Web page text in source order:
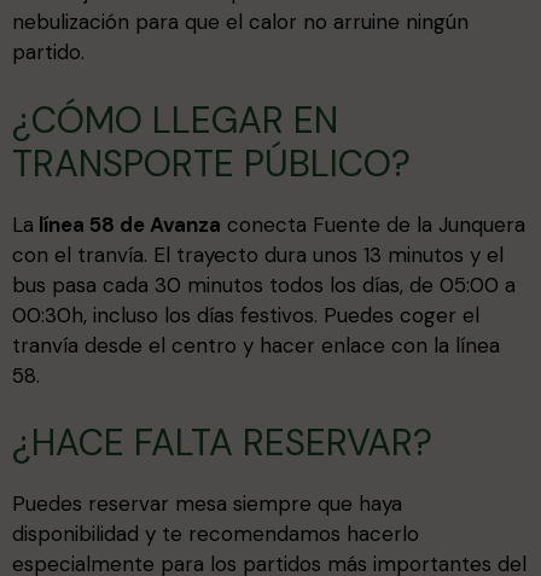
nebulización para que el calor no arruine ningún
partido.
¿CÓMO LLEGAR EN
TRANSPORTE PÚBLICO?
La línea 58 de Avanza conecta Fuente de la Junquera
con el tranvía. El trayecto dura unos 13 minutos y el
bus pasa cada 30 minutos todos los días, de 05:00 a
00:30h, incluso los días festivos. Puedes coger el
tranvía desde el centro y hacer enlace con la línea
58.
¿HACE FALTA RESERVAR?
Puedes reservar mesa siempre que haya
disponibilidad y te recomendamos hacerlo
especialmente para los partidos más importantes del